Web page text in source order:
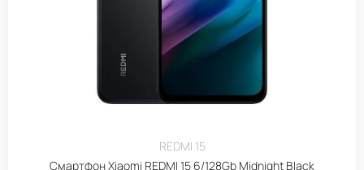
REDMI 15
Смартфон Xiaomi REDMI 15 6/128Gb Midnight Black